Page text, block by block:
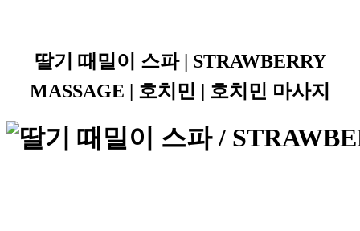
딸기 때밀이 스파 | STRAWBERRY
MASSAGE | 호치민 | 호치민 마사지